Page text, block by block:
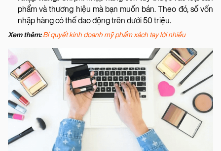
phẩm và thương hiệu mà bạn muốn bán. Theo đó, số vốn
nhập hàng có thể dao động trên dưới 50 triệu.
Xem thêm:Bí quyết kinh doanh mỹ phẩm xách tay lời nhiều